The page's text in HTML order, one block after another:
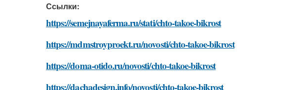
Ссылки:
https://semejnayaferma.ru/stati/chto-takoe-bikrost
https://mdmstroyproekt.ru/novosti/chto-takoe-bikrost
https://doma-otido.ru/novosti/chto-takoe-bikrost
https://dachadesign.info/novosti/chto-takoe-bikrost